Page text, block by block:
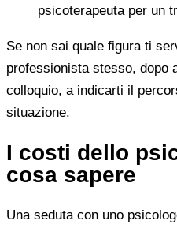
psicoterapeuta per un
Se non sai quale figura ti
professionista stesso, dopo
colloquio, a indicarti il
situazione.
I costi dello
cosa sapere
Una seduta con uno